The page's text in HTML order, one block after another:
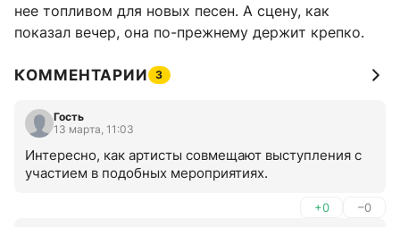
нее топливом для новых песен. А сцену, как
показал вечер, она по-прежнему держит крепко.
КОММЕНТАРИИ 3
Гость
13 марта, 11:03
Интересно, как артисты совмещают выступления с
участием в подобных мероприятиях.
+0 –0